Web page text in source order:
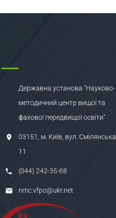
Державна установа "Науково-
методичний центр вищої та
фахової передвищої освіти"
03151, м. Київ, вул. Смілянська,
11
(044) 242-35-68
nmc.vfpo@ukr.net